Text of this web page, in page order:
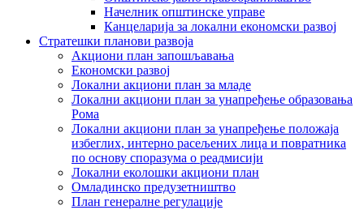
Начелник општинске управе
Канцеларија за локални економски развој
Стратешки планови развоја
Акциони план запошљавања
Економски развој
Локални акциони план за младе
Локални акциони план за унапређење образовања
Рома
Локални акциони план за унапређење положаја
избеглих, интерно расељених лица и повратника
по основу споразума о реадмисији
Локални еколошки акциони план
Омладинско предузетништво
План генералне регулације